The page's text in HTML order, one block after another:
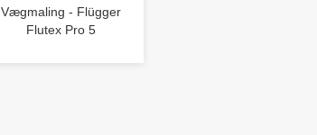
Vægmaling - Flügger
Flutex Pro 5